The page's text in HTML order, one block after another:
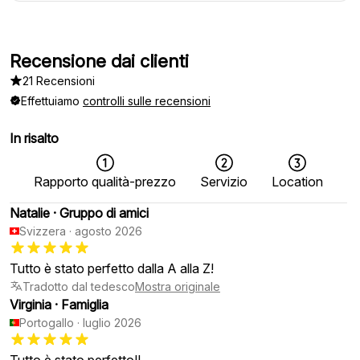
Recensione dai clienti
21 Recensioni
Effettuiamo controlli sulle recensioni
In risalto
Rapporto qualità-prezzo Servizio
Location
Natalie · Gruppo di amici
Svizzera · agosto 2026
Tutto è stato perfetto dalla A alla Z!
Tradotto dal tedescoMostra originale
Virginia · Famiglia
Portogallo · luglio 2026